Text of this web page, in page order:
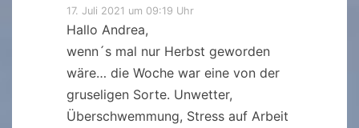
17. Juli 2021 um 09:19 Uhr
Hallo Andrea,
wenn´s mal nur Herbst geworden
wäre… die Woche war eine von der
gruseligen Sorte. Unwetter,
Überschwemmung, Stress auf Arbeit